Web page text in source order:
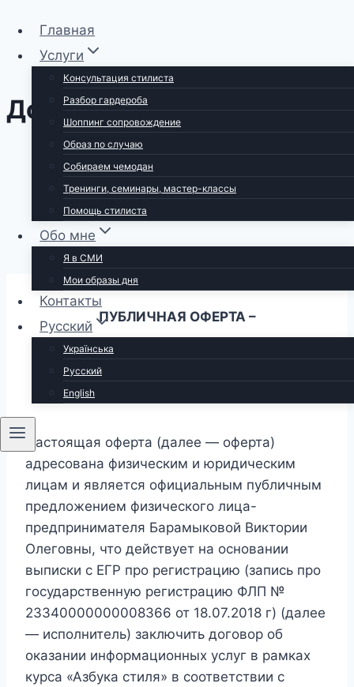
содержимому
Главная
Услуги
Консультация стилиста
Разбор гардероба
Шоппинг сопровождение
Образ по случаю
Собираем чемодан
Тренинги, семинары, мастер-классы
Помощь стилиста
Обо мне
Я в СМИ
Мои образы дня
Контакты
Русский
Українська
Русский
English
Договор-оферта
ПУБЛИЧНАЯ ОФЕРТА –
ОБРАЗОВАТЕЛЬНЫЙ КУРС
Настоящая оферта (далее — оферта)
адресована физическим и юридическим
лицам и является официальным публичным
предложением физического лица-
предпринимателя Барамыковой Виктории
Олеговны, что действует на основании
выписки с ЕГР про регистрацию (запись про
государственную регистрацию ФЛП №
23340000000008366 от 18.07.2018 г) (далее
— исполнитель) заключить договор об
оказании информационных услуг в рамках
курса «Азбука стиля» в соответствии с